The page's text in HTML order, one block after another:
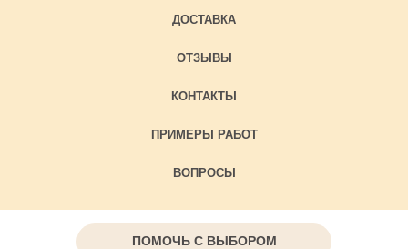
ДОСТАВКА
ОТЗЫВЫ
КОНТАКТЫ
ПРИМЕРЫ РАБОТ
ВОПРОСЫ
ПОМОЧЬ С ВЫБОРОМ